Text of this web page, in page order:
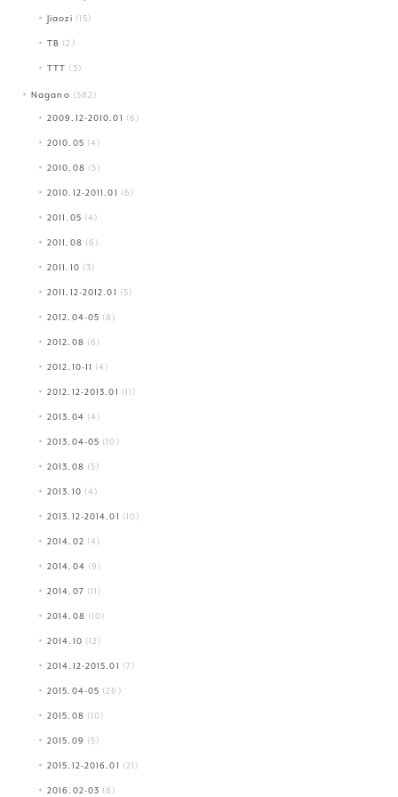
Jiaozi (15)
TB (2)
TTT (3)
Nagano (582)
2009.12-2010.01 (6)
2010.05 (4)
2010.08 (5)
2010.12-2011.01 (6)
2011.05 (4)
2011.08 (6)
2011.10 (3)
2011.12-2012.01 (5)
2012.04-05 (8)
2012.08 (6)
2012.10-11 (4)
2012.12-2013.01 (11)
2013.04 (4)
2013.04-05 (10)
2013.08 (5)
2013.10 (4)
2013.12-2014.01 (10)
2014.02 (4)
2014.04 (9)
2014.07 (11)
2014.08 (10)
2014.10 (12)
2014.12-2015.01 (7)
2015.04-05 (26)
2015.08 (10)
2015.09 (5)
2015.12-2016.01 (21)
2016.02-03 (8)